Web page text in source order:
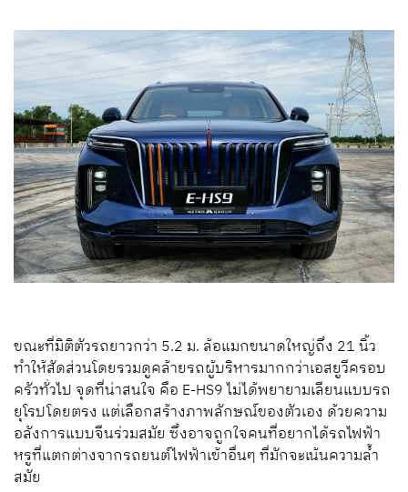
ขณะที่มิติตัวรถยาวกว่า 5.2 ม. ล้อแมกขนาดใหญ่ถึง 21 นิ้ว
ทำให้สัดส่วนโดยรวมดูคล้ายรถผู้บริหารมากกว่าเอสยูวีครอบ
ครัวทั่วไป จุดที่น่าสนใจ คือ E-HS9 ไม่ได้พยายามเลียนแบบรถ
ยุโรปโดยตรง แต่เลือกสร้างภาพลักษณ์ของตัวเอง ด้วยความ
อลังการแบบจีนร่วมสมัย ซึ่งอาจถูกใจคนที่อยากได้รถไฟฟ้า
หรูที่แตกต่างจากรถยนต์ไฟฟ้าเข้าอื่นๆ ที่มักจะเน้นความล้ำ
สมัย